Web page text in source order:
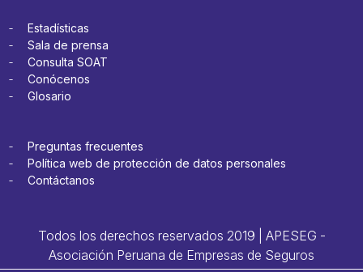
Estadísticas
Sala de prensa
Consulta SOAT
Conócenos
Glosario
Preguntas frecuentes
Política web de protección de datos personales
Contáctanos
Todos los derechos reservados 2019 | APESEG -
Asociación Peruana de Empresas de Seguros